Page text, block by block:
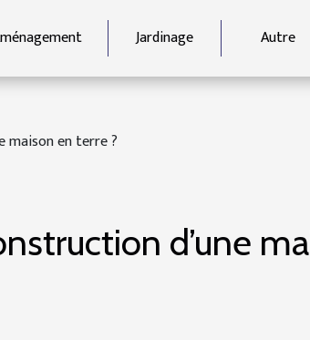
Jardinage Autre
maison en terre ?
d’une